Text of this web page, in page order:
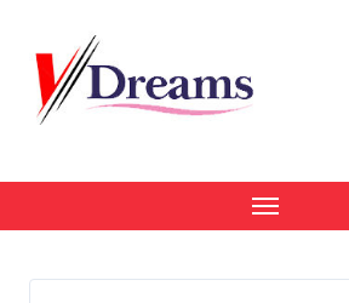
content